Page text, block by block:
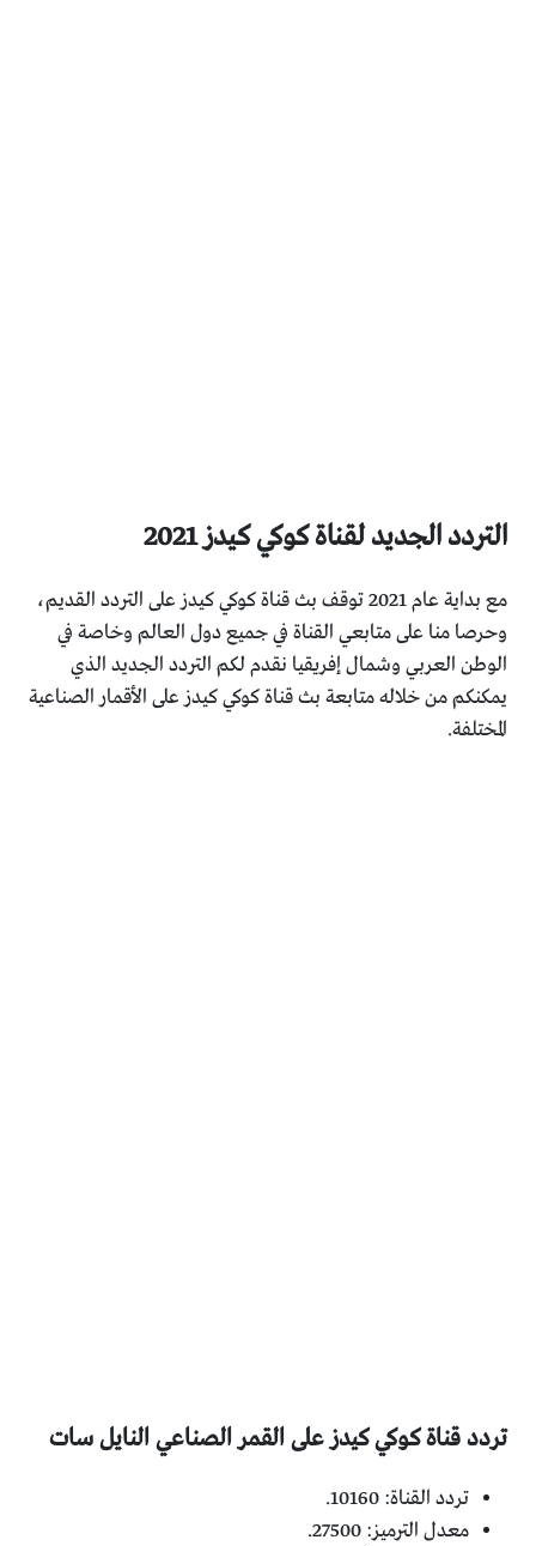
التردد الجديد لقناة كوكي كيدز 2021
مع بداية عام 2021 توقف بث قناة كوكي كيدز على التردد القديم،
وحرصا منا على متابعي القناة في جميع دول العالم وخاصة في
الوطن العربي وشمال إفريقيا نقدم لكم التردد الجديد الذي
يمكنكم من خلاله متابعة بث قناة كوكي كيدز على الأقمار الصناعية
المختلفة.
تردد قناة كوكي كيدز على القمر الصناعي النايل سات
تردد القناة: 10160.
معدل الترميز: 27500.